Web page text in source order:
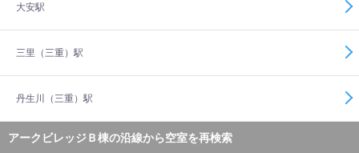
大安駅
三里（三重）駅
丹生川（三重）駅
アークビレッジＢ棟の沿線から空室を再検索